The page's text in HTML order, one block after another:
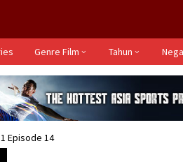
Genre Film Tahun
Episode 14